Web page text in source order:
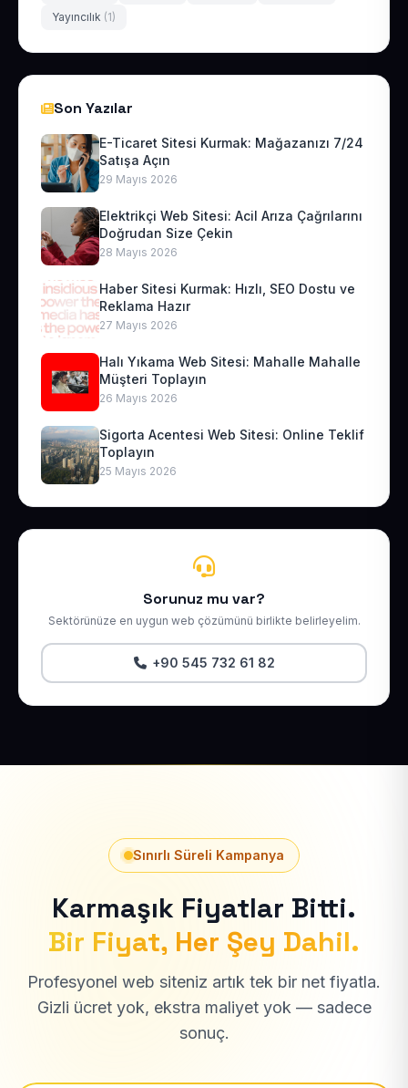
Yayıncılık (1)
Son Yazılar
E-Ticaret Sitesi Kurmak: Mağazanızı 7/24
Satışa Açın
29 Mayıs 2026
Elektrikçi Web Sitesi: Acil Arıza Çağrılarını
Doğrudan Size Çekin
28 Mayıs 2026
Haber Sitesi Kurmak: Hızlı, SEO Dostu ve
Reklama Hazır
27 Mayıs 2026
Halı Yıkama Web Sitesi: Mahalle Mahalle
Müşteri Toplayın
26 Mayıs 2026
Sigorta Acentesi Web Sitesi: Online Teklif
Toplayın
25 Mayıs 2026
Sorunuz mu var?
Sektörünüze en uygun web çözümünü birlikte belirleyelim.
+90 545 732 61 82
Sınırlı Süreli Kampanya
Karmaşık Fiyatlar Bitti.
Bir Fiyat, Her Şey Dahil.
Profesyonel web siteniz artık tek bir net fiyatla.
Gizli ücret yok, ekstra maliyet yok — sadece
sonuç.